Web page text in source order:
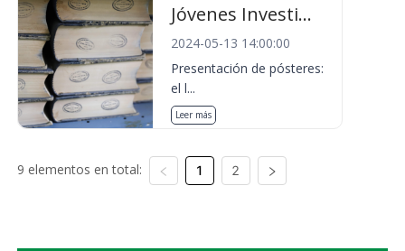
Jóvenes Investi...
2024-05-13 14:00:00
Presentación de pósteres:
el l...
Leer más
9 elementos en total: 1 2